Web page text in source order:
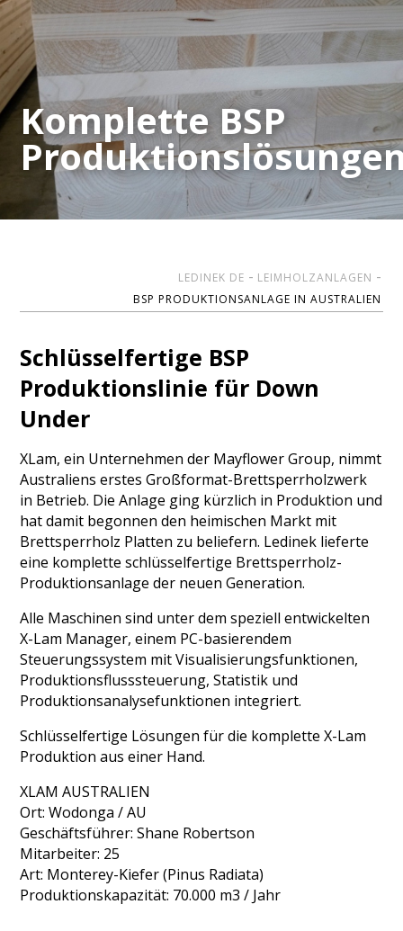
Komplette BSP
Komplette BSP
LEDINEK DE
LEIMHOLZANLAGEN
BSP PRODUKTIONSANLAGE IN AUSTRALIEN
Schlüsselfertige BSP
Produktionslinie für Down
Under
XLam, ein Unternehmen der Mayflower Group, nimmt
Australiens erstes Großformat-Brettsperrholzwerk
in Betrieb. Die Anlage ging kürzlich in Produktion und
hat damit begonnen den heimischen Markt mit
Brettsperrholz Platten zu beliefern. Ledinek lieferte
eine komplette schlüsselfertige Brettsperrholz-
Produktionsanlage der neuen Generation.
Alle Maschinen sind unter dem speziell entwickelten
X-Lam Manager, einem PC-basierendem
Steuerungssystem mit Visualisierungsfunktionen,
Produktionsflusssteuerung, Statistik und
Produktionsanalysefunktionen integriert.
Schlüsselfertige Lösungen für die komplette X-Lam
Produktion aus einer Hand.
XLAM AUSTRALIEN
Ort: Wodonga / AU
Geschäftsführer: Shane Robertson
Mitarbeiter: 25
Art: Monterey-Kiefer (Pinus Radiata)
Produktionskapazität: 70.000 m3 / Jahr